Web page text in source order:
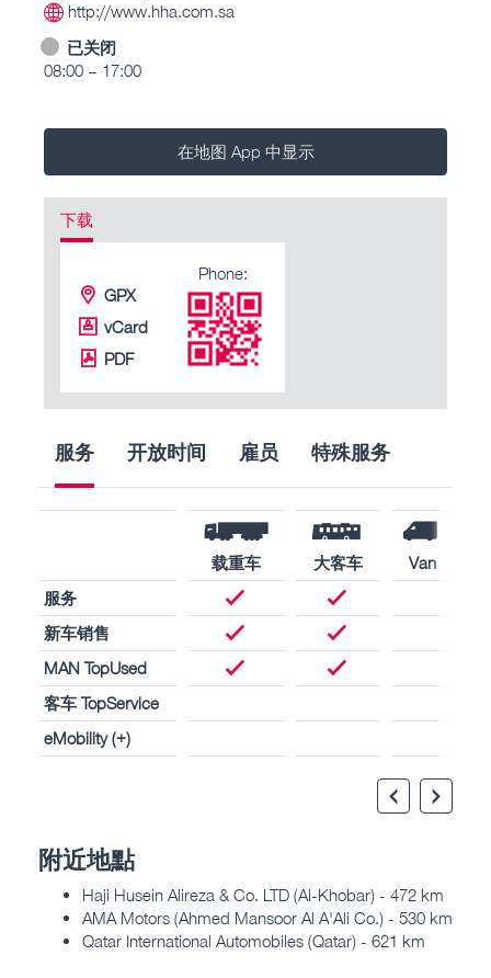
http://www.hha.com.sa
已关闭
08:00 – 17:00
在地图 App 中显示
下载
GPX
vCard
PDF
Phone:
服务 开放时间 雇员 特殊服务
载重车 大客车
Van
服务
新车销售
MAN TopUsed
客车 TopService
eMobility (+)
附近地點
Haji Husein Alireza & Co. LTD (Al-Khobar) - 472 km
AMA Motors (Ahmed Mansoor Al A'Ali Co.) - 530 km
Qatar International Automobiles (Qatar) - 621 km